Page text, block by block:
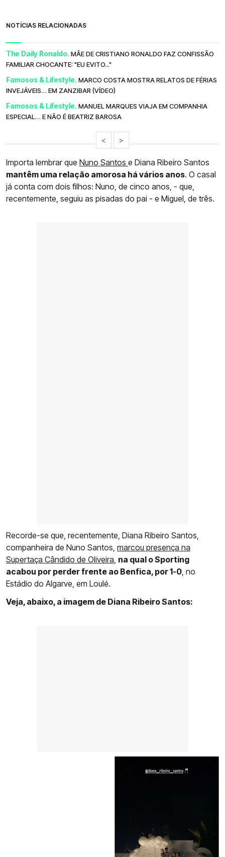
NOTÍCIAS RELACIONADAS
The Daily Ronaldo. MÃE DE CRISTIANO RONALDO FAZ CONFISSÃO
FAMILIAR CHOCANTE: "EU EVITO..."
Famosos & Lifestyle. MARCO COSTA MOSTRA RELATOS DE FÉRIAS
INVEJÁVEIS… EM ZANZIBAR (VÍDEO)
Famosos & Lifestyle. MANUEL MARQUES VIAJA EM COMPANHIA
ESPECIAL… E NÃO É BEATRIZ BAROSA
< >
Importa lembrar que Nuno Santos e Diana Ribeiro Santos
mantêm uma relação amorosa há vários anos. O casal
já conta com dois filhos: Nuno, de cinco anos, - que,
recentemente, seguiu as pisadas do pai - e Miguel, de três.
Recorde-se que, recentemente, Diana Ribeiro Santos,
companheira de Nuno Santos, marcou presença na
Supertaça Cândido de Oliveira, na qual o Sporting
acabou por perder frente ao Benfica, por 1-0, no
Estádio do Algarve, em Loulé.
Veja, abaixo, a imagem de Diana Ribeiro Santos: